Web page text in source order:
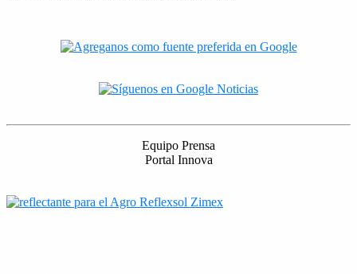
Equipo Prensa
Portal Innova